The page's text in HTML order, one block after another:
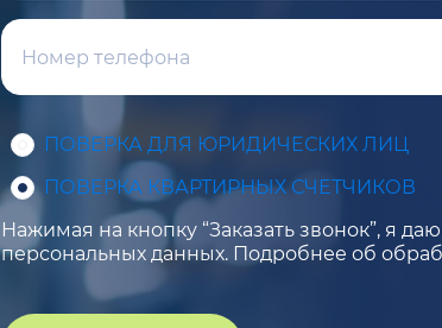
ПОВЕРКА ДЛЯ ЮРИДИЧЕСКИХ ЛИЦ
ПОВЕРКА КВАРТИРНЫХ СЧЕТЧИКОВ
Нажимая на кнопку “Заказать звонок”, я даю
персональных данных. Подробнее об